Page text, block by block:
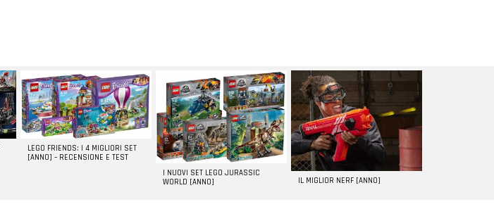
LEGO FRIENDS: I 4 MIGLIORI SET
[ANNO] – RECENSIONE E TEST
I NUOVI SET LEGO JURASSIC
WORLD [ANNO]
IL MIGLIOR NERF [ANNO]